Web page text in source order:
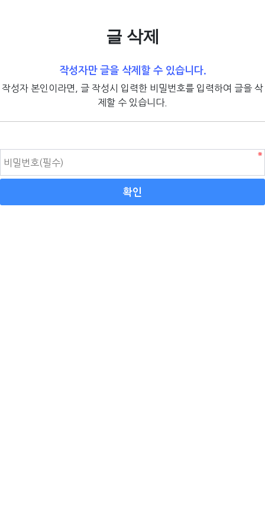
글 삭제
작성자만 글을 삭제할 수 있습니다.
작성자 본인이라면, 글 작성시 입력한 비밀번호를 입력하여 글을 삭
제할 수 있습니다.